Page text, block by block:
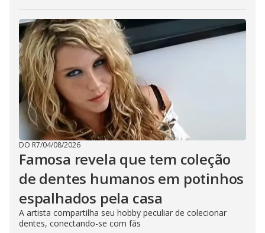
DO R7/04/08/2026
Famosa revela que tem coleção
de dentes humanos em potinhos
espalhados pela casa
A artista compartilha seu hobby peculiar de colecionar
dentes, conectando-se com fãs